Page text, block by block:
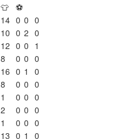
👕 ⚽
14 0 0 0
10 0 2 0
12 0 0 1
8 0 0 0
16 0 1
0
8 0 0 0
1 0 0 0
2 0 0 0
1 0 0 0
13 0 1
0